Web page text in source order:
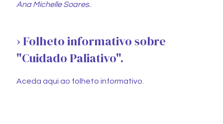
Ana Michelle Soares.
› Folheto informativo sobre
"Cuidado Paliativo".
Aceda aqui ao folheto informativo.